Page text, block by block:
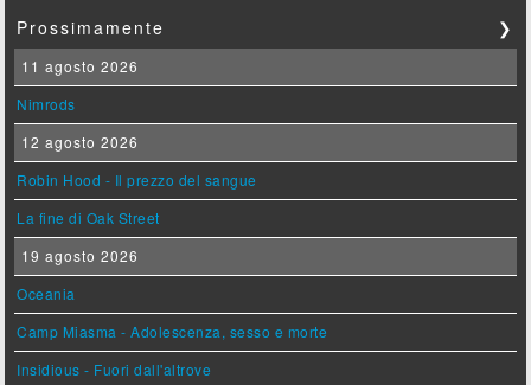
Prossimamente ❯
11 agosto 2026
Nimrods
12 agosto 2026
Robin Hood - Il prezzo del sangue
La fine di Oak Street
19 agosto 2026
Oceania
Camp Miasma - Adolescenza, sesso e morte
Insidious - Fuori dall'altrove